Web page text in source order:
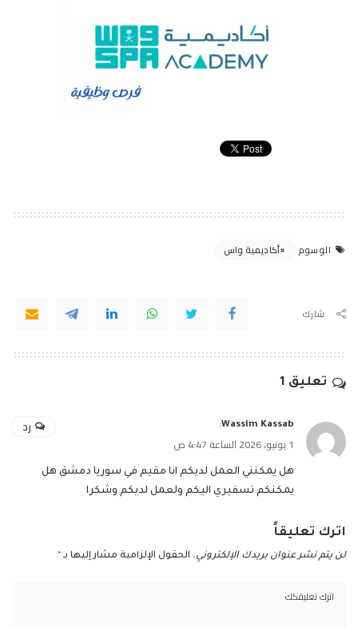
الوسوم أكاديمية واس
شارك
تعليق 1
Wassim Kassab
:
1 يونيو، 2026 الساعة 4:47 ص
هل يمكنني العمل لديكم انا مقيم في سوريا دمشق هل
يمكنكم تسفيري اليكم ولعمل لديكم وشكرا
رد
اترك تعليقاً
لن يتم نشر عنوان بريدك الإلكتروني. الحقول الإلزامية مشار إليها بـ *